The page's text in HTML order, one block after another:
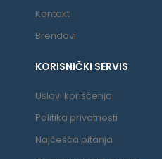
Kontakt
Brendovi
KORISNIČKI SERVIS
Uslovi korišćenja
Politika privatnosti
Najčešća pitanja